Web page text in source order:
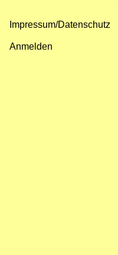
Impressum/Datenschutz
Anmelden